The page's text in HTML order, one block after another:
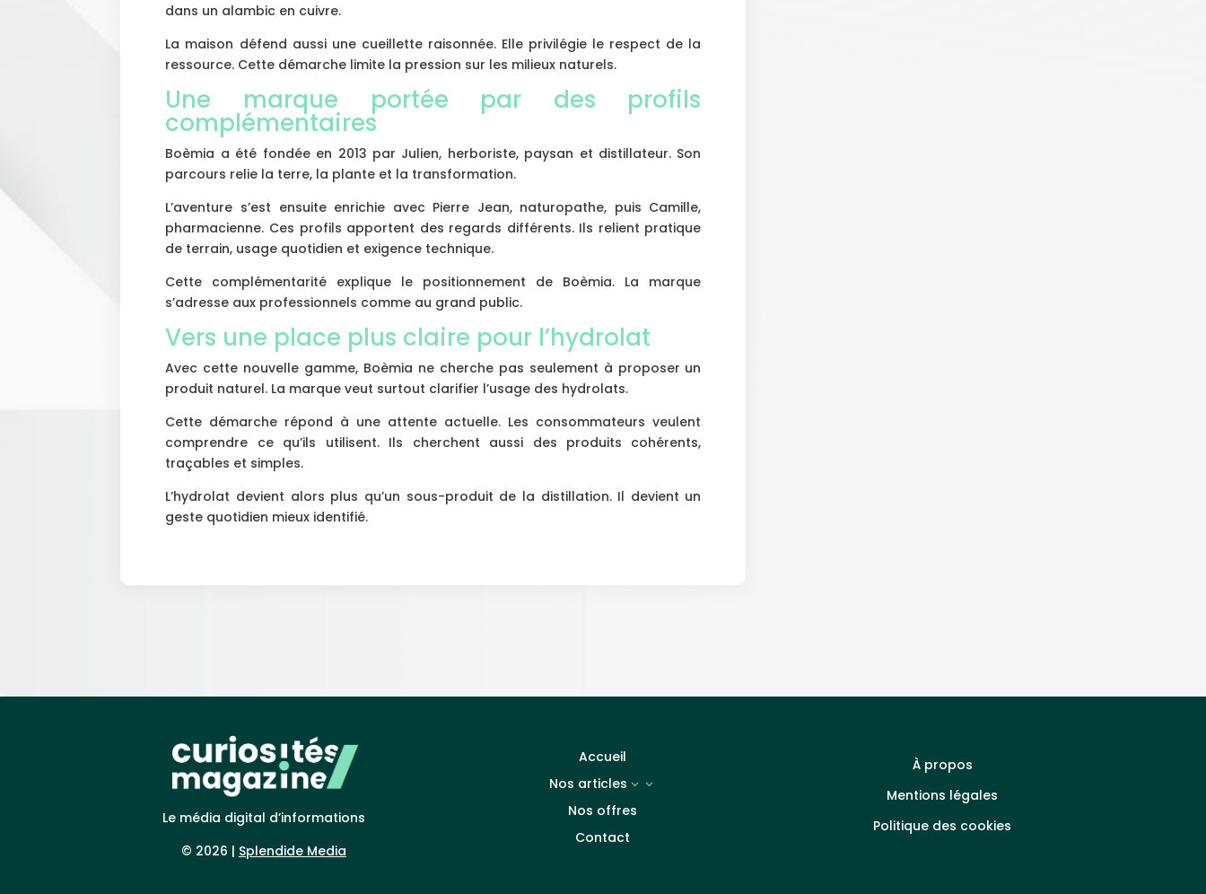
dans un alambic en cuivre.
La maison défend aussi une cueillette raisonnée. Elle privilégie le respect de la
ressource. Cette démarche limite la pression sur les milieux naturels.
Une marque portée par des profils
complémentaires
Boèmia a été fondée en 2013 par Julien, herboriste, paysan et distillateur. Son
parcours relie la terre, la plante et la transformation.
L’aventure s’est ensuite enrichie avec Pierre Jean, naturopathe, puis Camille,
pharmacienne. Ces profils apportent des regards différents. Ils relient pratique
de terrain, usage quotidien et exigence technique.
Cette complémentarité explique le positionnement de Boèmia. La marque
s’adresse aux professionnels comme au grand public.
Vers une place plus claire pour l’hydrolat
Avec cette nouvelle gamme, Boèmia ne cherche pas seulement à proposer un
produit naturel. La marque veut surtout clarifier l’usage des hydrolats.
Cette démarche répond à une attente actuelle. Les consommateurs veulent
comprendre ce qu’ils utilisent. Ils cherchent aussi des produits cohérents,
traçables et simples.
L’hydrolat devient alors plus qu’un sous-produit de la distillation. Il devient un
geste quotidien mieux identifié.
Le média digital d’informations
© 2026 | Splendide Media
Accueil
Nos articles
3
Nos offres
Contact
À propos
Mentions légales
Politique des cookies